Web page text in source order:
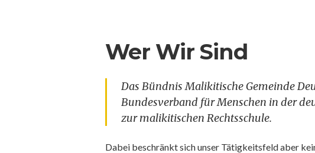
Wer Wir Sind
Das Bündnis Malikitische Gemeinde
Bundesverband für Menschen in der
zur malikitischen Rechtsschule.
Dabei beschränkt sich unser Tätigkeitsfeld aber